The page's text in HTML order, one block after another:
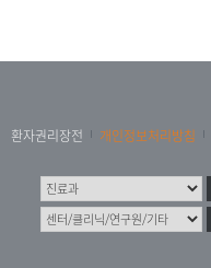
환자권리장전 개인정보처리방침